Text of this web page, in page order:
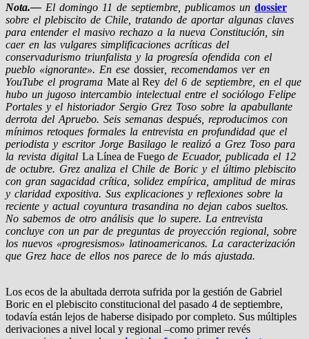
Nota.— El domingo 11 de septiembre, publicamos un dossier
sobre el plebiscito de Chile, tratando de aportar algunas claves
para entender el masivo rechazo a la nueva Constitución, sin
caer en las vulgares simplificaciones acríticas del
conservadurismo triunfalista y la progresía ofendida con el
pueblo «ignorante». En ese dossier, recomendamos ver en
YouTube el programa Mate al Rey del 6 de septiembre, en el que
hubo un jugoso intercambio intelectual entre el sociólogo Felipe
Portales y el historiador Sergio Grez Toso sobre la apabullante
derrota del Apruebo. Seis semanas después, reproducimos con
mínimos retoques formales la entrevista en profundidad que el
periodista y escritor Jorge Basilago le realizó a Grez Toso para
la revista digital La Línea de Fuego de Ecuador, publicada el 12
de octubre. Grez analiza el Chile de Boric y el último plebiscito
con gran sagacidad crítica, solidez empírica, amplitud de miras
y claridad expositiva. Sus explicaciones y reflexiones sobre la
reciente y actual coyuntura trasandina no dejan cabos sueltos.
No sabemos de otro análisis que lo supere. La entrevista
concluye con un par de preguntas de proyección regional, sobre
los nuevos «progresismos» latinoamericanos. La caracterización
que Grez hace de ellos nos parece de lo más ajustada.
Los ecos de la abultada derrota sufrida por la gestión de Gabriel
Boric en el plebiscito constitucional del pasado 4 de septiembre,
todavía están lejos de haberse disipado por completo. Sus múltiples
derivaciones a nivel local y regional –como primer revés